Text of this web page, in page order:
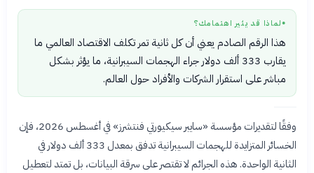
● لماذا قد يثير اهتمامك؟
هذا الرقم الصادم يعني أن كل ثانية تمر تكلف الاقتصاد العالمي ما
يقارب 333 ألف دولار جراء الهجمات السيبرانية، ما يؤثر بشكل
مباشر على استقرار الشركات والأفراد حول العالم.
وفقًا لتقديرات مؤسسة «سايبر سيكيورتي فنتشرز» في أغسطس 2026، فإن
الخسائر المتزايدة للهجمات السيبرانية تدفق بمعدل 333 ألف دولار في
الثانية الواحدة. هذه الجرائم لا تقتصر على سرقة البيانات، بل تمتد لتعطيل